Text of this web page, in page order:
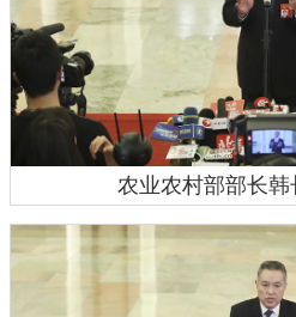
农业农村部部长